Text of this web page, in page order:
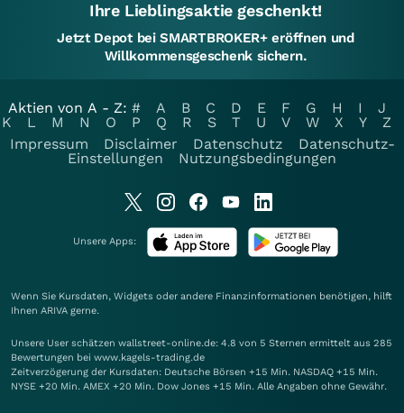
Ihre Lieblingsaktie geschenkt!
Jetzt Depot bei SMARTBROKER+ eröffnen und
Willkommensgeschenk sichern.
Aktien von A - Z: # A B C D E F G H I
J
K
L M N O P Q R S T U V W X Y
Z
Impressum
Disclaimer Datenschutz
Datenschutz-
Einstellungen
Nutzungsbedingungen
Unsere Apps:
Wenn Sie Kursdaten, Widgets oder andere Finanzinformationen benötigen, hilft
Ihnen ARIVA gerne.
Unsere User schätzen wallstreet-online.de: 4.8 von 5 Sternen ermittelt aus 285
Bewertungen bei www.kagels-trading.de
Zeitverzögerung der Kursdaten: Deutsche Börsen +15 Min. NASDAQ +15 Min.
NYSE +20 Min. AMEX +20 Min. Dow Jones +15 Min. Alle Angaben ohne Gewähr.